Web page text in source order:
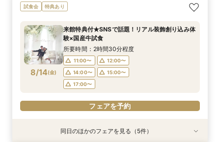
8/13
【大人10名～貸切W】少人数向けフェア♪豪華試
食＆見積もり相談
11:00〜
14:00〜
15:00〜
17:00〜
フェアを予約
8/13
《徹底比較*2件目以降の方へ》見積り相談×試食
付*貸切邸宅体験
11:00〜
14:00〜
15:00〜
17:00〜
フェアを予約
8/13
【オンライン開催】遠方在住でも安心◆バーチャ
ル見学＆相談会
12:00〜
17:00〜
フェアを予約
8/13
【無料試食付き】お気軽マタニティ＆パパママ
キッズ婚相談会
12:00〜
フェアを予約
8/13
【TRUNKで挙げるなら1件目がお得】無料試食×
お気軽相談会
12:00〜
フェアを予約
試食会 特典あり
8/14(金)
来館特典付★SNSで話題！リアル装飾創り込み体
験×国産牛試食
所要時間：2時間30分程度
11:00〜
12:00〜
14:00〜
15:00〜
17:00〜
フェアを予約
特典あり
特典あり
特典あり
特典あり同日のほかのフェアを見る（5件）